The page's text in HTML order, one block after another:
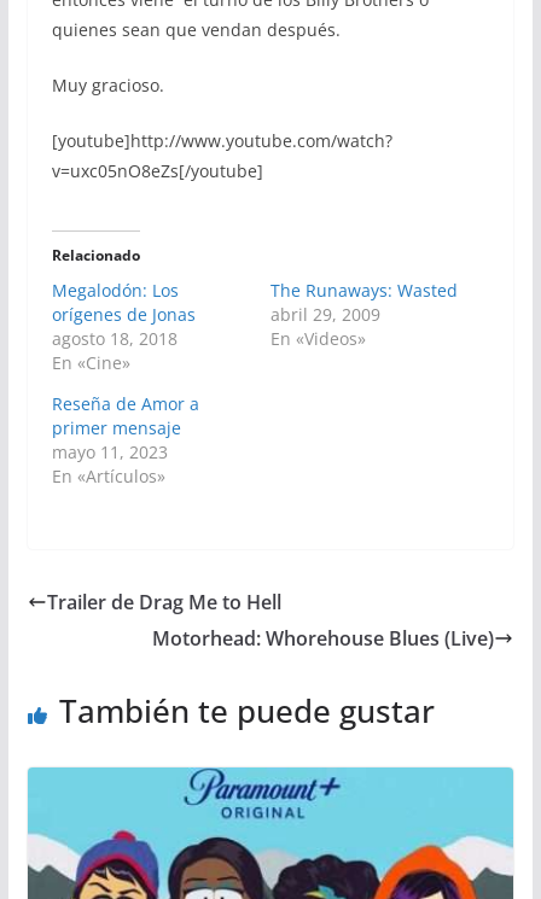
quienes sean que vendan después.
Muy gracioso.
[youtube]http://www.youtube.com/watch?
v=uxc05nO8eZs[/youtube]
Relacionado
Megalodón: Los
orígenes de Jonas
agosto 18, 2018
En «Cine»
The Runaways: Wasted
abril 29, 2009
En «Videos»
Reseña de Amor a
primer mensaje
mayo 11, 2023
En «Artículos»
Trailer de Drag Me to Hell
Motorhead: Whorehouse Blues (Live)
También te puede gustar